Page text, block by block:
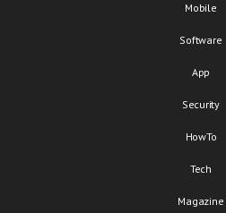
Mobile
Software
App
Security
HowTo
Tech
Magazine